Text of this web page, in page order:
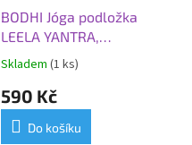
BODHI Jóga podložka
LEELA YANTRA,
183x60x0,45 cm, modrá
Skladem (1 ks)
590 Kč
Do košíku